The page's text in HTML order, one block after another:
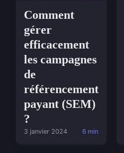
Comment
gérer
efficacement
les campagnes
de
référencement
payant (SEM)
?
3 janvier 2024 6 min